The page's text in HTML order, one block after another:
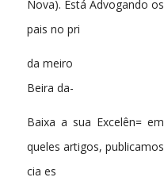
Nova). Está Advogando
pais no pri
da meiro
Beira da-
Baixa a sua Excelên=
queles artigos,
cia es